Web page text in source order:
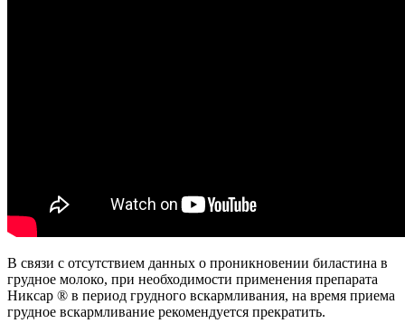
В связи с отсутствием данных о проникновении биластина в
грудное молоко, при необходимости применения препарата
Никсар ® в период грудного вскармливания, на время приема
грудное вскармливание рекомендуется прекратить.